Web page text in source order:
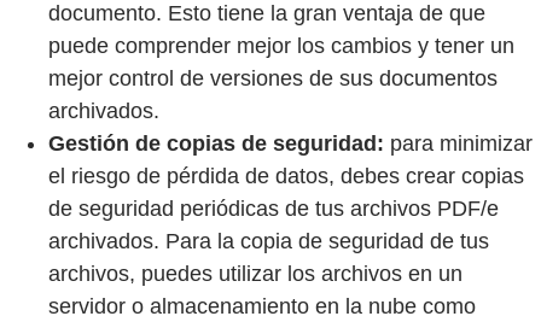
documento. Esto tiene la gran ventaja de que
puede comprender mejor los cambios y tener un
mejor control de versiones de sus documentos
archivados.
Gestión de copias de seguridad: para minimizar
el riesgo de pérdida de datos, debes crear copias
de seguridad periódicas de tus archivos PDF/e
archivados. Para la copia de seguridad de tus
archivos, puedes utilizar los archivos en un
servidor o almacenamiento en la nube como